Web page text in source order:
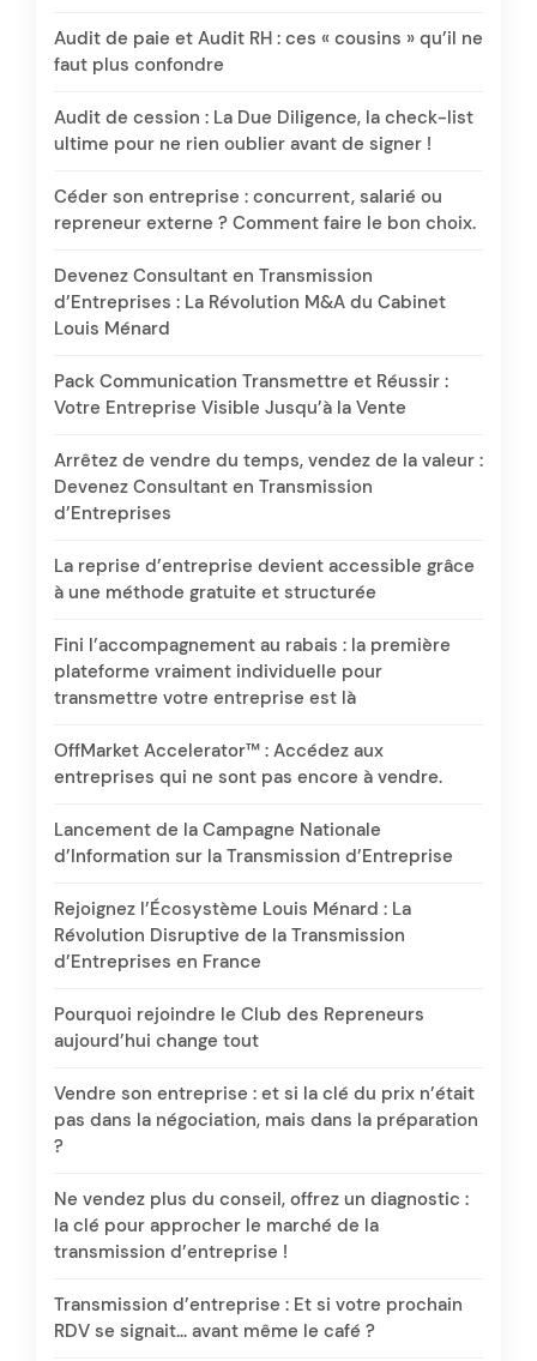
Audit de paie et Audit RH : ces « cousins » qu’il ne
faut plus confondre
Audit de cession : La Due Diligence, la check-list
ultime pour ne rien oublier avant de signer !
Céder son entreprise : concurrent, salarié ou
repreneur externe ? Comment faire le bon choix.
Devenez Consultant en Transmission
d’Entreprises : La Révolution M&A du Cabinet
Louis Ménard
Pack Communication Transmettre et Réussir :
Votre Entreprise Visible Jusqu’à la Vente
Arrêtez de vendre du temps, vendez de la valeur :
Devenez Consultant en Transmission
d’Entreprises
La reprise d’entreprise devient accessible grâce
à une méthode gratuite et structurée
Fini l’accompagnement au rabais : la première
plateforme vraiment individuelle pour
transmettre votre entreprise est là
OffMarket Accelerator™ : Accédez aux
entreprises qui ne sont pas encore à vendre.
Lancement de la Campagne Nationale
d’Information sur la Transmission d’Entreprise
Rejoignez l’Écosystème Louis Ménard : La
Révolution Disruptive de la Transmission
d’Entreprises en France
Pourquoi rejoindre le Club des Repreneurs
aujourd’hui change tout
Vendre son entreprise : et si la clé du prix n’était
pas dans la négociation, mais dans la préparation
?
Ne vendez plus du conseil, offrez un diagnostic :
la clé pour approcher le marché de la
transmission d’entreprise !
Transmission d’entreprise : Et si votre prochain
RDV se signait… avant même le café ?